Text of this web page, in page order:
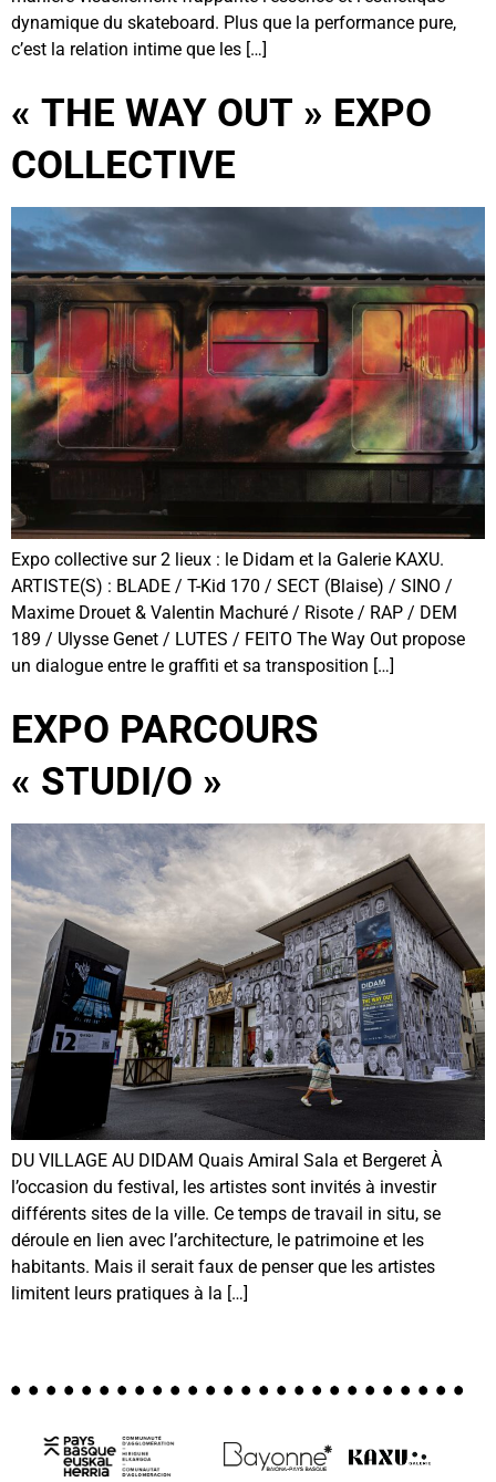
dynamique du skateboard. Plus que la performance pure,
c’est la relation intime que les […]
« THE WAY OUT » EXPO
COLLECTIVE
Expo collective sur 2 lieux : le Didam et la Galerie KAXU.
ARTISTE(S) : BLADE / T-Kid 170 / SECT (Blaise) / SINO /
Maxime Drouet & Valentin Machuré / Risote / RAP / DEM
189 / Ulysse Genet / LUTES / FEITO The Way Out propose
un dialogue entre le graffiti et sa transposition […]
EXPO PARCOURS
« STUDI/O »
DU VILLAGE AU DIDAM Quais Amiral Sala et Bergeret À
l’occasion du festival, les artistes sont invités à investir
différents sites de la ville. Ce temps de travail in situ, se
déroule en lien avec l’architecture, le patrimoine et les
habitants. Mais il serait faux de penser que les artistes
limitent leurs pratiques à la […]